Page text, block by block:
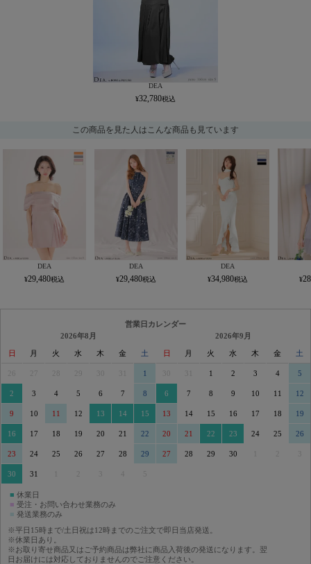
DEA
32,780
この商品を見た人はこんな商品も見ています
DEA
29,480
DEA
29,480
DEA
34,980
営業日カレンダー
2026年8月
日 月 火 水 木 金 土
29 30 31 1
2 3 4 5 6 7 8
9 10 11 12 13 14 15
16 17 18 19 20 21 22
23 24 25 26 27 28 29
30 31 3 5
2026年9月
日 月 火 水 木 金 土
30 31 1 2 3 4 5
6 7 8 9 10 11 12
13 14 15 16 17 18 19
20 21 22 23 24 25 26
27 28 29 30 3
■ 休業日
■ 受注・お問い合わせ業務のみ
■ 発送業務のみ
※平日15時まで/土日祝は12時までのご注文で即日当店発送。
※休業日あり。
※お取り寄せ商品又はご予約商品は弊社に商品入荷後の発送になります。翌
日お届けには対応しておりませんのでご注意ください。